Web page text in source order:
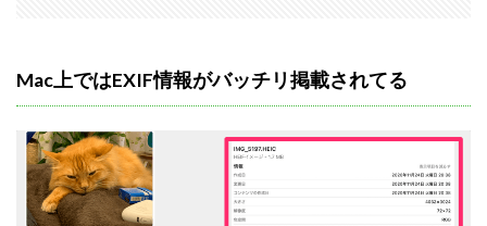
Mac上ではEXIF情報がバッチリ掲載されてる